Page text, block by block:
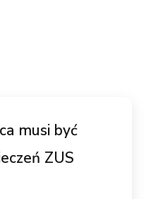
musi być
ZUS